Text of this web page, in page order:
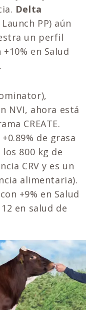
Delta
PP) aún
un perfil
en Salud
NVI, ahora está
CREATE.
de grasa
800 kg de
CRV y es un
alimentaria).
+9% en Salud
en salud de